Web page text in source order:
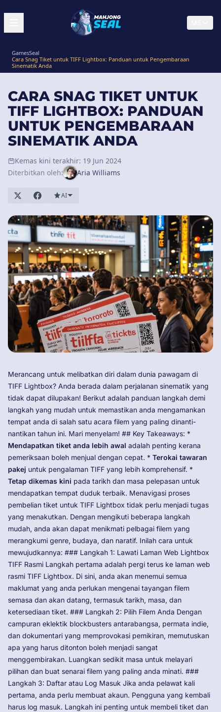
GamesSeal
Cara Snag Tiket untuk TIFF Lightbox: Panduan untuk Pengembaraan
Sinematik Anda
CARA SNAG TIKET UNTUK
TIFF LIGHTBOX: PANDUAN
UNTUK PENGEMBARAAN
SINEMATIK ANDA
Kemas kini terakhir: 19 Jun 2024
Diterbitkan oleh:
Aria Williams
AI
Merancang untuk melibatkan diri dalam dunia pawagam di
TIFF Lightbox? Anda berada dalam perjalanan sinematik yang
tidak dapat dilupakan! Berikut adalah panduan langkah demi
langkah yang mudah untuk memastikan anda mengamankan
tempat anda di salah satu acara filem yang paling dinanti-
nantikan tahun ini. Mari menyelam! ## Key Takeaways: *
Mendapatkan tiket anda lebih awal adalah penting kerana
pemeriksaan boleh menjual dengan cepat. * Terokai tawaran
pakej untuk pengalaman TIFF yang lebih komprehensif. *
Tetap dikemas kini pada tarikh dan masa pelepasan untuk
mendapatkan tempat duduk terbaik. Menavigasi proses
pembelian tiket untuk TIFF Lightbox tidak perlu menjadi tugas
yang menakutkan. Dengan mengikuti beberapa langkah
mudah, anda akan dapat menikmati pelbagai filem yang
merangkumi genre, budaya, dan naratif. Inilah cara untuk
mewujudkannya: ### Langkah 1: Lawati Laman Web Lightbox
TIFF Rasmi Langkah pertama adalah pergi terus ke laman web
rasmi TIFF Lightbox. Di sini, anda akan menemui semua
maklumat yang anda perlukan mengenai tayangan filem
semasa dan akan datang, termasuk tarikh, masa, dan
ketersediaan tiket. ### Langkah 2: Pilih Filem Anda Dengan
campuran eklektik blockbusters antarabangsa, permata indie,
dan dokumentari yang memprovokasi pemikiran, memutuskan
apa yang harus ditonton boleh menjadi sangat
menggembirakan. Luangkan sedikit masa untuk melayari
pilihan dan buat senarai filem yang paling anda minati. ###
Langkah 3: Daftar atau Log Masuk Jika anda pelawat kali
pertama, anda perlu membuat akaun. Pengguna yang kembali
harus log masuk. Langkah ini penting untuk membeli tiket dan